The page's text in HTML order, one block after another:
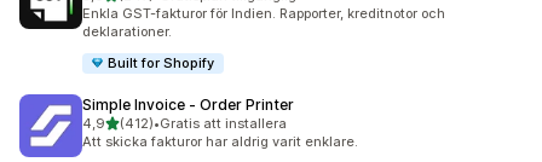
Enkla GST-fakturor för Indien. Rapporter, kreditnotor och
deklarationer.
Built for Shopify
Simple Invoice ‑ Order Printer
4,9av 5 stjärnor
(412)
412 recensioner totalt
•Gratis att installera
Att skicka fakturor har aldrig varit enklare.